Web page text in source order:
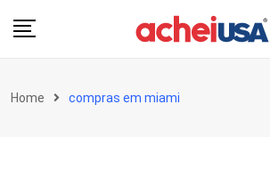
Home compras em miami